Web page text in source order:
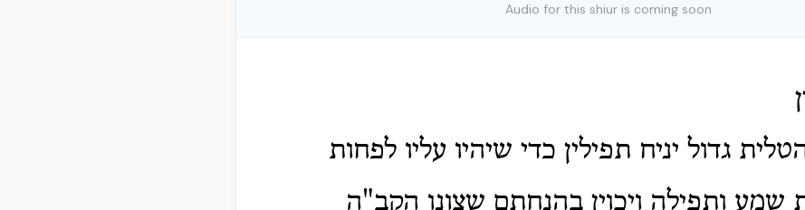
Audio for this shiur is coming soon
גדול יניח תפילין כדי שיהיו עליו לפחות
ותפילה ויכוין בהנחתם שצונו הקב"ה